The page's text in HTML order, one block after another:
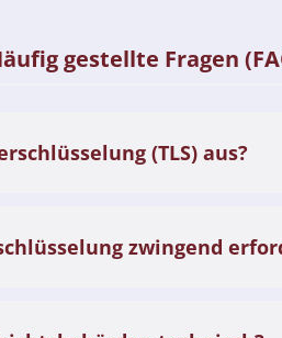
gestellte Fragen
(TLS) aus?
zwingend